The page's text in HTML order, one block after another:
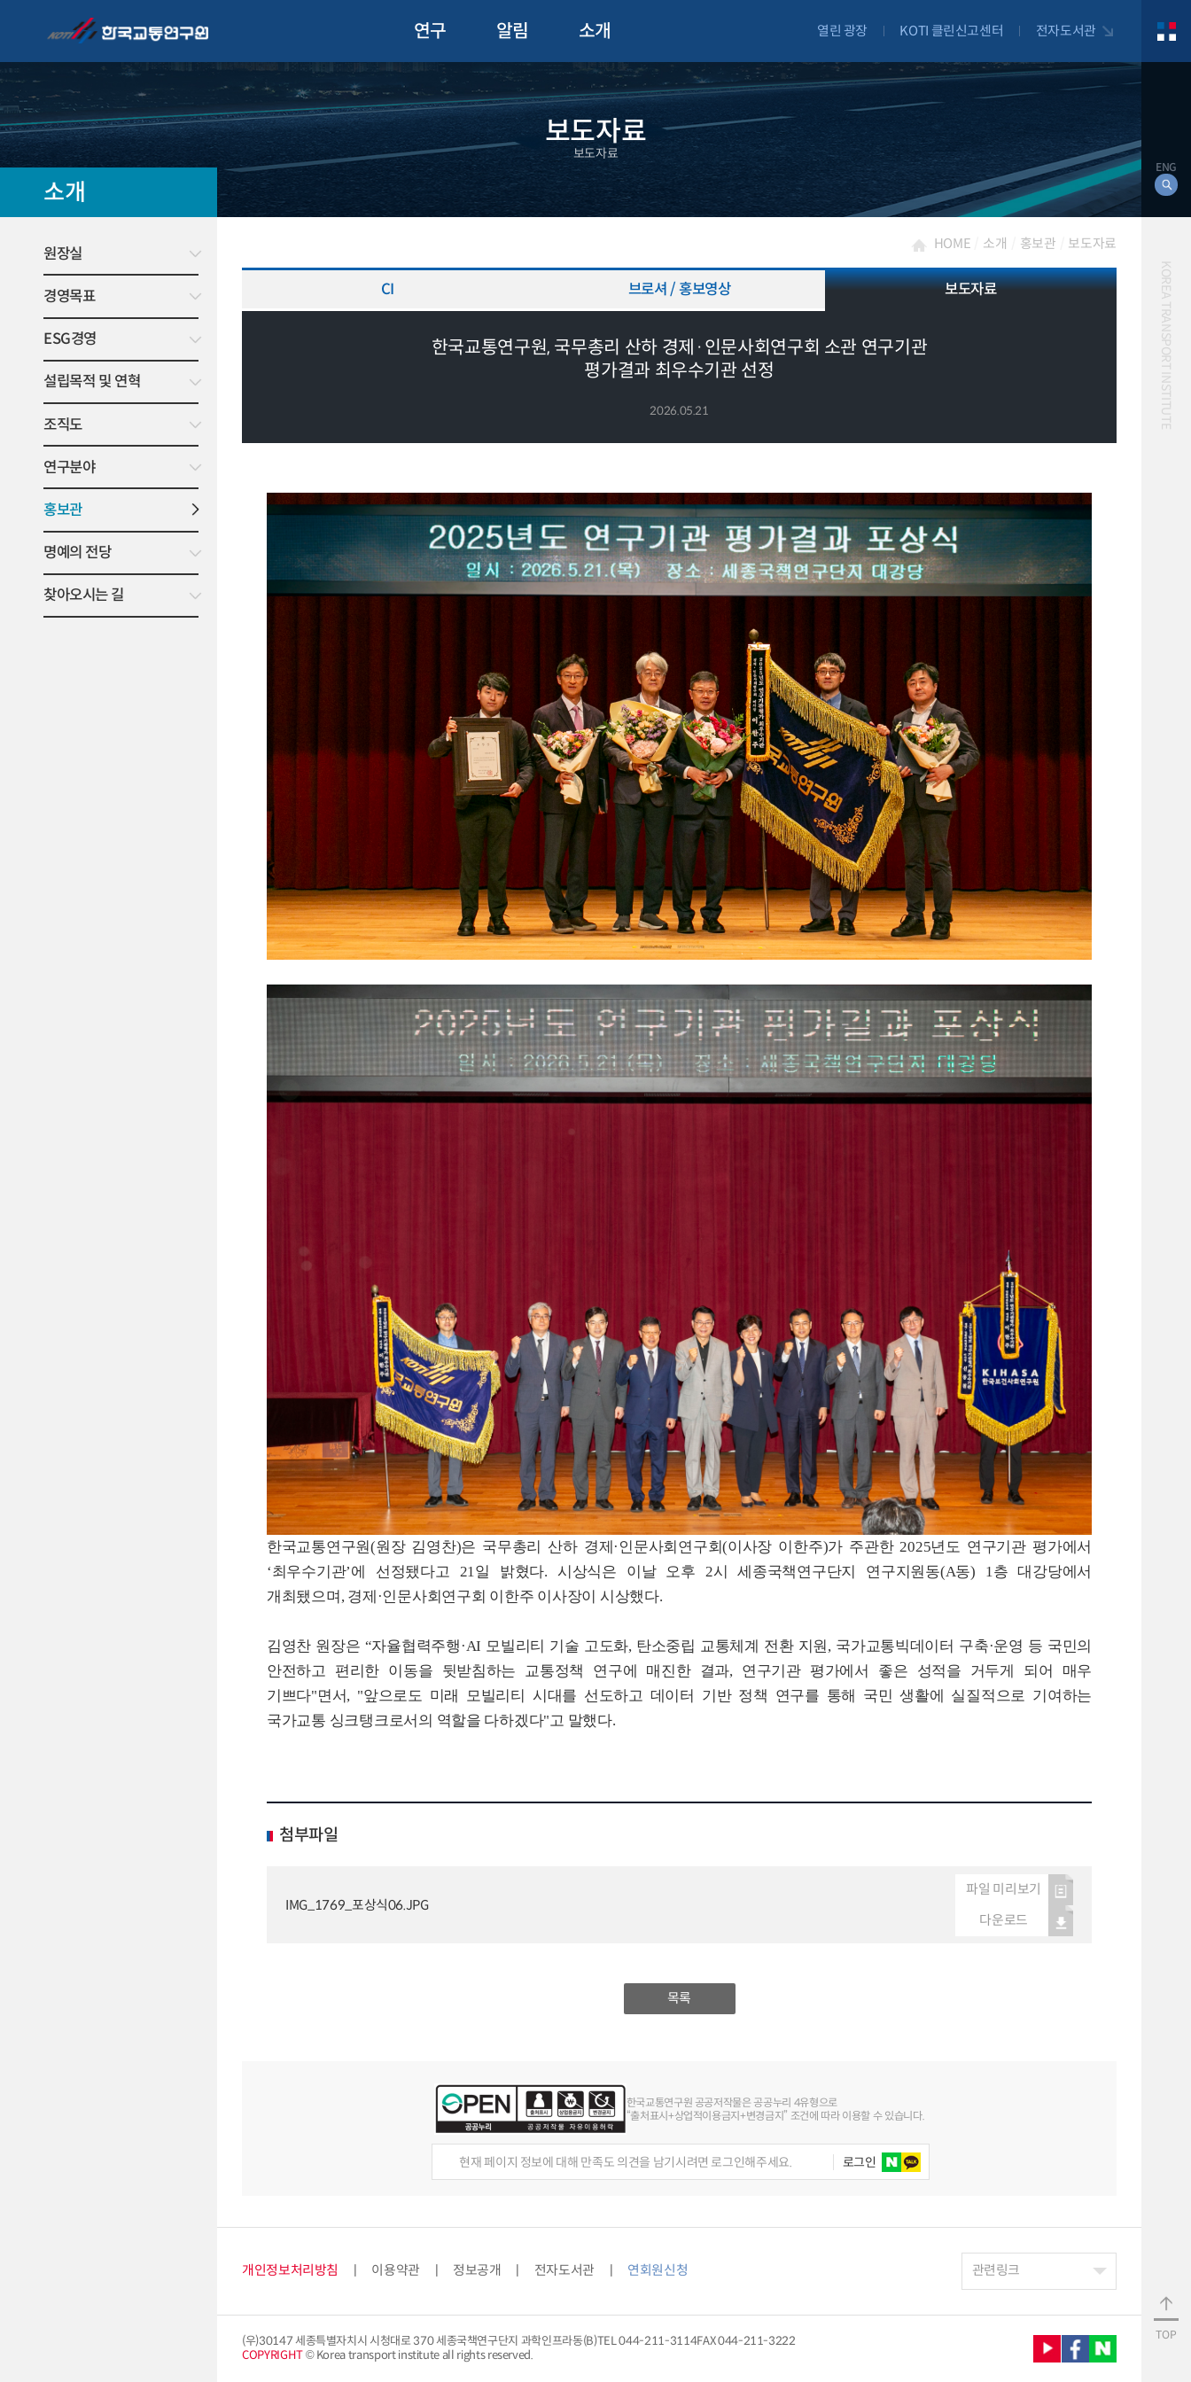
연구 알림 소개 열린 광장 KOTI 클린신고센터 전자도서관
보도자료
보도자료
소개
원장실
경영목표
ESG경영
설립목적 및 연혁
조직도
연구분야
홍보관
명예의 전당
찾아오시는 길
HOME 소개 홍보관 보도자료
CI 브로셔 / 홍보영상 보도자료
한국교통연구원, 국무총리 산하 경제·인문사회연구회 소관 연구기관
평가결과 최우수기관 선정
2026.05.21
한국교통연구원(원장 김영찬)은 국무총리 산하 경제 · 인문사회연구회(이사장 이한주)가 주관한2025년도 연구기관 평가에서
‘최우수기관’에 선정됐다고 21일 밝혔다. 시상식은 이날 오후 2시 세종국책연구단지 연구지원동(A동) 1층 대강당에서
개최됐으며 , 경제 ·인문사회연구회 이한주 이사장이 시상했다.
김영찬 원장은 “자율협력주행 ·AI 모빌리티 기술 고도화, 탄소중립 교통체계 전환 지원 , 국가교통빅데이터 구축·운영 등 국민의
안전하고 편리한 이동을 뒷받침하는 교통정책 연구에 매진한 결과, 연구기관 평가에서 좋은 성적을 거두게 되어 매우
기쁘다"면서, "앞으로도 미래 모빌리티 시대를 선도하고 데이터 기반 정책 연구를 통해 국민 생활에 실질적으로 기여하는
국가교통 싱크탱크로서의 역할을 다하겠다"고 말했다.
첨부파일
IMG_1769_포상식06.JPG
파일 미리보기
다운로드
목록
한국교통연구원 공공저작물은 공공누리 4유형으로
“출처표시+상업적이용금지+변경금지” 조건에 따라 이용할 수 있습니다.
현재 페이지 정보에 대해 만족도 의견을 남기시려면 로그인해주세요. 로그인
개인정보처리방침 이용약관 정보공개 전자도서관 연회원신청 관련링크
(우)30147 세종특별자치시 시청대로 370 세종국책연구단지 과학인프라동(B)TEL044-211-3114FAX 044-211-3222
COPYRIGHT© Korea transport institute all rights reserved.
ENG
KOREA TRANSPORT INSTITUTE
TOP
교통혼잡비용
철도
전국여객OD
여객통행량
통행발생모형
수단분담모형
여객OD현행화
권역별통행지표
사회경제지표
교통수요예측
2024.12.31
택배
소화물배송대행
2025.09.30